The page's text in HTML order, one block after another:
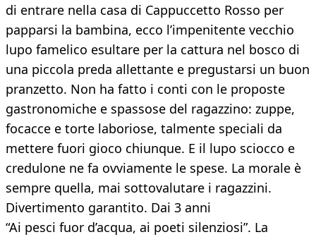
di entrare nella casa di Cappuccetto Rosso per
papparsi la bambina, ecco l’impenitente vecchio
lupo famelico esultare per la cattura nel bosco di
una piccola preda allettante e pregustarsi un buon
pranzetto. Non ha fatto i conti con le proposte
gastronomiche e spassose del ragazzino: zuppe,
focacce e torte laboriose, talmente speciali da
mettere fuori gioco chiunque. E il lupo sciocco e
credulone ne fa ovviamente le spese. La morale è
sempre quella, mai sottovalutare i ragazzini.
Divertimento garantito. Dai 3 anni
“Ai pesci fuor d’acqua, ai poeti silenziosi”. La